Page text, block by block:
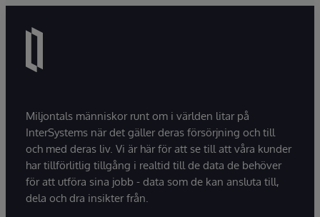
Miljontals människor runt om i världen litar på
InterSystems när det gäller deras försörjning och till
och med deras liv. Vi är här för att se till att våra kunder
har tillförlitlig tillgång i realtid till de data de behöver
för att utföra sina jobb - data som de kan ansluta till,
dela och dra insikter från.